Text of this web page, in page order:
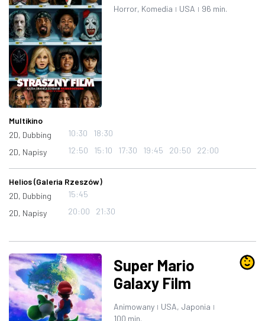
Horror, Komedia | USA | 96 min.
Multikino
2D, Dubbing
10:30
18:30
2D, Napisy
12:50 15:10 17:30 19:45 20:50 22:00
Helios (Galeria Rzeszów)
2D, Dubbing
15:45
2D, Napisy
20:00 21:30
Super Mario
Galaxy Film
Animowany | USA, Japonia |
100 min.